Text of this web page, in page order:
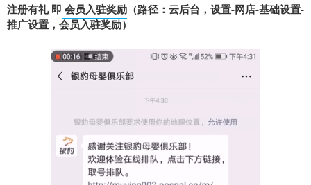
注册有礼 即 会员入驻奖励 （路径：云后台，设置-网店-基础设置-
推广设置，会员入驻奖励）